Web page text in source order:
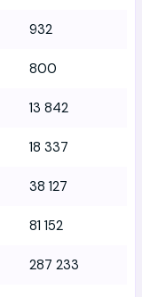
932
800
13 842
18 337
38 127
81 152
287 233